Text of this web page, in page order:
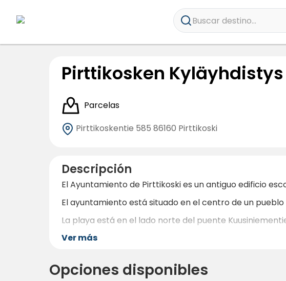
Buscar destino...
Pirttikosken Kyläyhdistys
Parcelas
Pirttikoskentie 585 86160 Pirttikoski
Descripción
El Ayuntamiento de Pirttikoski es un antiguo edificio
El ayuntamiento está situado en el centro de un
La playa está en el lado norte del puente
Ver más
Opciones disponibles